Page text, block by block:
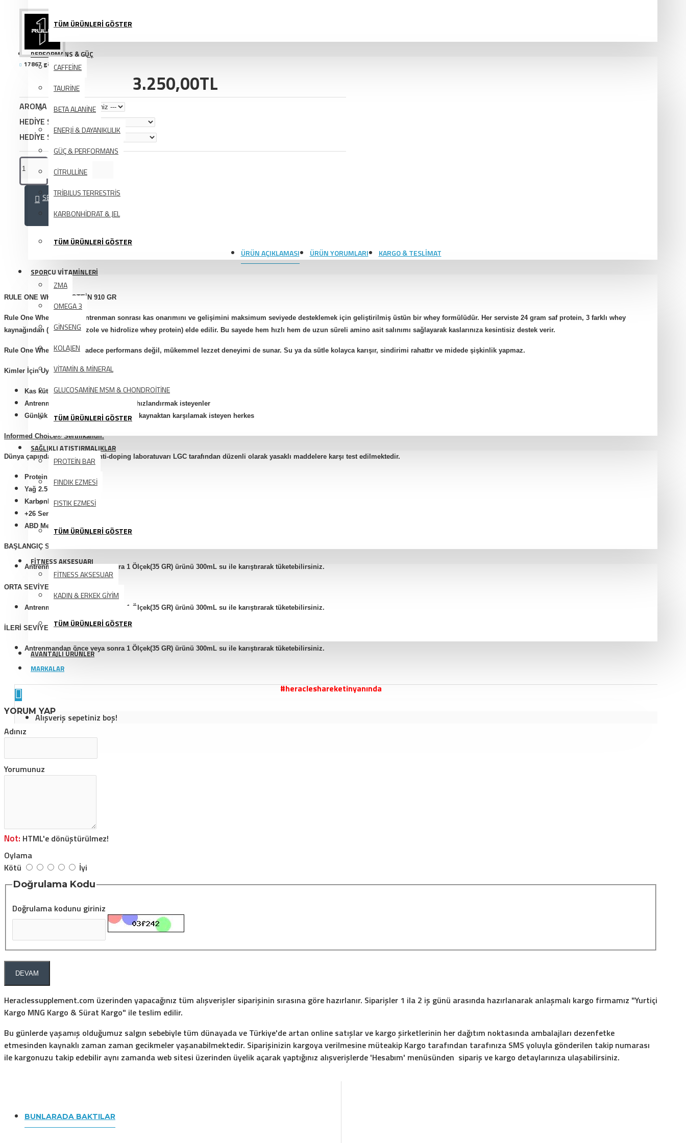
TÜM ÜRÜNLERİ GÖSTER
PERFORMANS & GÜÇ
CAFFEİNE
TAURİNE
BETA ALANİNE
ENERJİ & DAYANIKLILIK
GÜÇ & PERFORMANS
CİTRULLİNE
TRİBILUS TERRESTRİS
KARBONHİDRAT & JEL
TÜM ÜRÜNLERİ GÖSTER
SPORCU VİTAMİNLERİ
ZMA
OMEGA 3
GİNSENG
KOLAJEN
VİTAMİN & MİNERAL
GLUCOSAMİNE MSM & CHONDROİTİNE
TÜM ÜRÜNLERİ GÖSTER
SAĞLIKLI ATIŞTIRMALIKLAR
PROTEİN BAR
FINDIK EZMESİ
FISTIK EZMESİ
TÜM ÜRÜNLERİ GÖSTER
FİTNESS AKSESUARI
FİTNESS AKSESUAR
KADIN & ERKEK GİYİM
TÜM ÜRÜNLERİ GÖSTER
AVANTAJLI ÜRÜNLER
MARKALAR
Alışveriş sepetiniz boş!
17867 görüntülenme
3.250,00TL
AROMA SEÇİMİ
HEDİYE SEÇİMİ
HEDİYE SEÇİMİ
SEPETE EKLE
ÜRÜN AÇIKLAMASI ÜRÜN YORUMLARI KARGO & TESLIMAT
RULE ONE WHEY PROTEİN 910 GR
Rule One Whey Protein, antrenman sonrası kas onarımını ve gelişimini maksimum seviyede desteklemek için geliştirilmiş üstün bir whey formülüdür. Her serviste 24 gram saf protein, 3 farklı whey
kaynağından (konsantre, izole ve hidrolize whey protein) elde edilir. Bu sayede hem hızlı hem de uzun süreli amino asit salınımı sağlayarak kaslarınıza kesintisiz destek verir.
Rule One Whey Protein, sadece performans değil, mükemmel lezzet deneyimi de sunar. Su ya da sütle kolayca karışır, sindirimi rahattır ve midede şişkinlik yapmaz.
Kimler İçin Uygun?
Kas kütlesini artırmak isteyen sporcular
Antrenman sonrası toparlanmasını hızlandırmak isteyenler
Günlük protein ihtiyacını kaliteli bir kaynaktan karşılamak isteyen herkes
Informed Choice® Sertifikalıdır.
Dünya çapında tanınan spor anti-doping laboratuvarı LGC tarafından düzenli olarak yasaklı maddelere karşı test edilmektedir.
Protein 24 gr
Yağ 2.5 gr
Karbonhidrat 4 gr
+26 Servis
ABD Menşei
BAŞLANGIÇ SEVİYE
Antrenmandan önce veya sonra 1 Ölçek(35 GR) ürünü 300mL su ile karıştırarak tüketebilirsiniz.
ORTA SEVİYE
Antrenmandan önce veya sonra 1 Ölçek(35 GR) ürünü 300mL su ile karıştırarak tüketebilirsiniz.
İLERİ SEVİYE
Antrenmandan önce veya sonra 1 Ölçek(35 GR) ürünü 300mL su ile karıştırarak tüketebilirsiniz.
#heracleshareketinyanında
YORUM YAP
Adınız
Yorumunuz
Not: HTML'e dönüştürülmez!
Oylama
Kötü
İyi
Doğrulama Kodu
Doğrulama kodunu giriniz
DEVAM
Heraclessupplement.com üzerinden yapacağınız tüm alışverişler siparişinin sırasına göre hazırlanır. Siparişler 1 ila 2 iş günü arasında hazırlanarak anlaşmalı kargo firmamız "Yurtiçi
Kargo MNG Kargo & Sürat Kargo" ile teslim edilir.
Bu günlerde yaşamış olduğumuz salgın sebebiyle tüm dünayada ve Türkiye'de artan online satışlar ve kargo şirketlerinin her dağıtım noktasında ambalajları dezenfetke
etmesinden kaynaklı zaman zaman gecikmeler yaşanabilmektedir. Siparişinizin kargoya verilmesine müteakip Kargo tarafından tarafınıza SMS yoluyla gönderilen takip numarası
ile kargonuzu takip edebilir aynı zamanda web sitesi üzerinden üyelik açarak yaptığınız alışverişlerde 'Hesabım' menüsünden sipariş ve kargo detaylarınıza ulaşabilirsiniz.
BUNLARADA BAKTILAR